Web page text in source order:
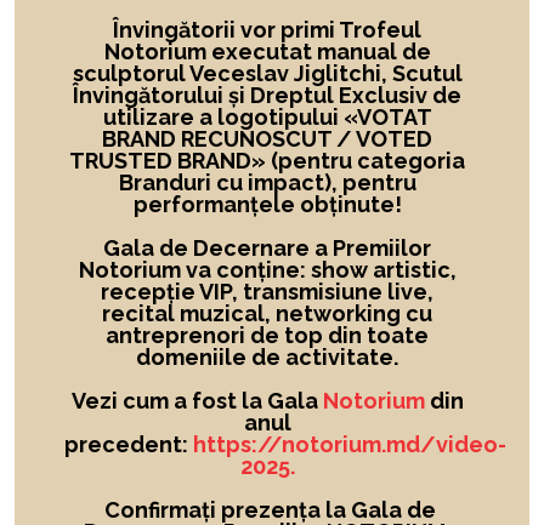
Învingătorii vor primi Trofeul
Notorium executat manual de
sculptorul Veceslav Jiglitchi, Scutul
Învingătorului și Dreptul Exclusiv de
utilizare a logotipului «VOTAT
BRAND RECUNOSCUT / VOTED
TRUSTED BRAND» (pentru categoria
Branduri cu impact), pentru
performanțele obținute!
Gala de Decernare a Premiilor
Notorium va conține: show artistic,
recepție VIP, transmisiune live,
recital muzical, networking cu
antreprenori de top din toate
domeniile de activitate.
Vezi cum a fost la Gala Notoriumdin
anul
precedent: https://notorium.md/video-
2025.
Confirmați prezența la Gala de